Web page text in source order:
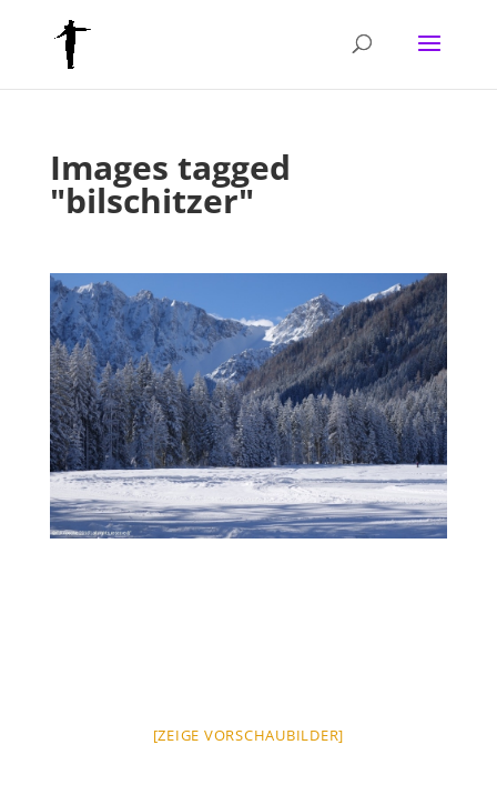
Images tagged
"bilschitzer"
[ZEIGE VORSCHAUBILDER]